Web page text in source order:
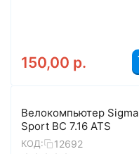
150,00 р.
Велокомпьютер Sigma
Sport BC 7.16 ATS
КОД: 12692